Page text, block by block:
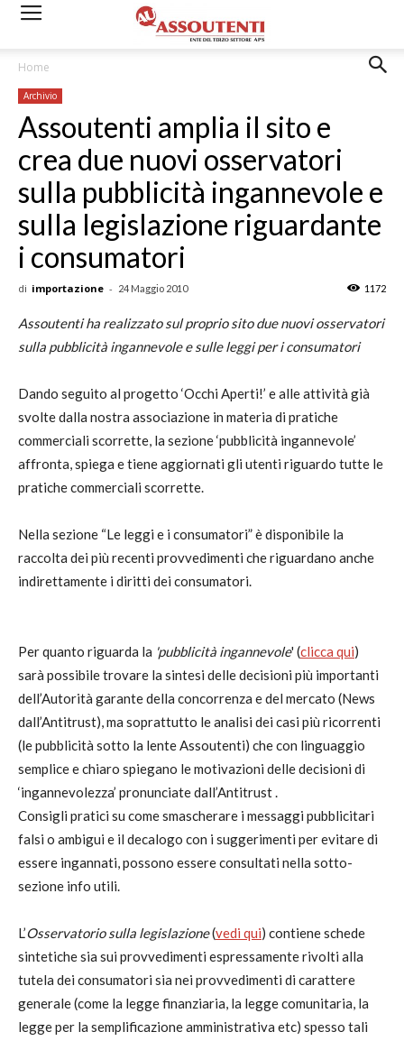
Home
Archivio
Assoutenti amplia il sito e
crea due nuovi osservatori
sulla pubblicità ingannevole e
sulla legislazione riguardante
i consumatori
di importazione - 24 Maggio 2010 1172
Assoutenti ha realizzato sul proprio sitodue nuovi osservatori
sulla pubblicità ingannevole e sulle leggi per i consumatori
Dando seguito al progetto ‘Occhi Aperti!’ e alle attività già
svolte dalla nostra associazione in materia di pratiche
commerciali scorrette, la sezione ‘pubblicità ingannevole’
affronta, spiega e tiene aggiornati gli utenti riguardo tutte le
pratiche commerciali scorrette.
Nella sezione “Le leggi e i consumatori” è disponibile la
raccolta dei più recenti provvedimenti che riguardano anche
indirettamente i diritti dei consumatori.
Per quanto riguarda la 'pubblicità ingannevole' (clicca qui)
sarà possibile trovare la sintesi delle decisioni più importanti
dell’Autorità garante della concorrenza e del mercato (News
dall’Antitrust), ma soprattutto le analisi dei casi più ricorrenti
(le pubblicità sotto la lente Assoutenti) che con linguaggio
semplice e chiaro spiegano le motivazioni delle decisioni di
‘ingannevolezza’ pronunciate dall’Antitrust .
Consigli pratici su come smascherare i messaggi pubblicitari
falsi o ambigui e il decalogo con i suggerimenti per evitare di
essere ingannati, possono essere consultati nella sotto-
sezione info utili.
L’Osservatorio sulla legislazione(vedi qui) contiene schede
sintetiche sia sui provvedimenti espressamente rivolti alla
tutela dei consumatori sia nei provvedimenti di carattere
generale (come la legge finanziaria, la legge comunitaria, la
legge per la semplificazione amministrativa etc) spesso tali